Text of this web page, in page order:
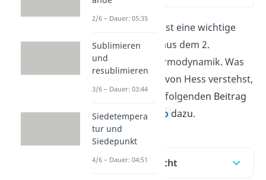
Der Satz von Hess ist eine wichtige
Schlussfolgerung aus dem 2.
Hauptsatz der Thermodynamik. Was
du unter dem Satz von Hess verstehst,
erklären wir dir im folgenden Beitrag
und unseremVideo dazu.
Inhaltsübersicht
2/6 – Dauer: 05:35
Sublimieren
und
resublimieren
3/6 – Dauer: 03:44
Siedetempera
tur und
Siedepunkt
4/6 – Dauer: 04:51